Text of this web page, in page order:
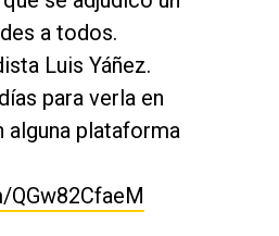
a todos.
Luis Yáñez.
para verla en
alguna plataforma